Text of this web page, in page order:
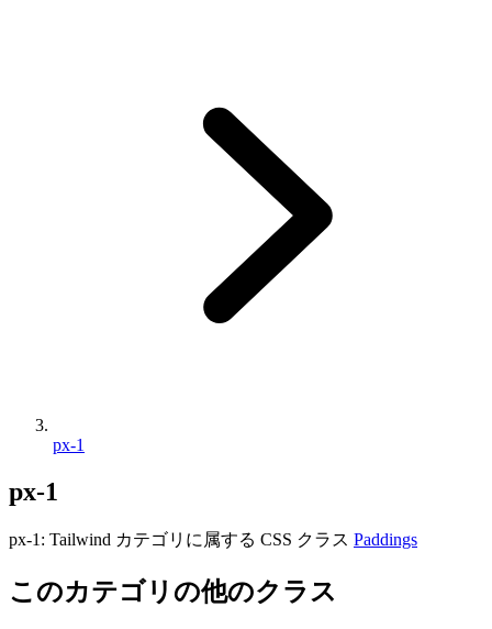
px-1
px-1
px-1 : Tailwind カテゴリに属する​​ CSS クラス Paddings
このカテゴリの他のクラス